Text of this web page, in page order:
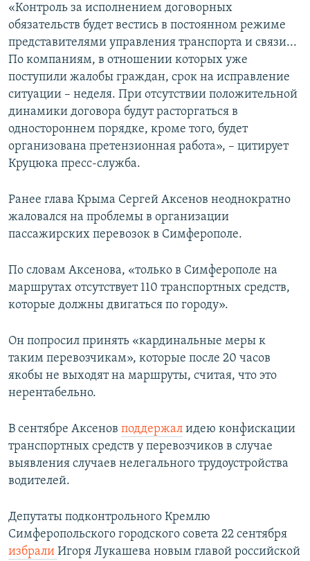
«Контроль за исполнением договорных
обязательств будет вестись в постоянном режиме
представителями управления транспорта и связи...
По компаниям, в отношении которых уже
поступили жалобы граждан, срок на исправление
ситуации – неделя. При отсутствии положительной
динамики договора будут расторгаться в
одностороннем порядке, кроме того, будет
организована претензионная работа», – цитирует
Круцюка пресс-служба.
Ранее глава Крыма Сергей Аксенов неоднократно
жаловался на проблемы в организации
пассажирских перевозок в Симферополе.
По словам Аксенова, «только в Симферополе на
маршрутах отсутствует 110 транспортных средств,
которые должны двигаться по городу».
Он попросил принять «кардинальные меры к
таким перевозчикам», которые после 20 часов
якобы не выходят на маршруты, считая, что это
нерентабельно.
В сентябре Аксенов поддержал идею конфискации
транспортных средств у перевозчиков в случае
выявления случаев нелегального трудоустройства
водителей.
Депутаты подконтрольного Кремлю
Симферопольского городского совета 22 сентября
избрали Игоря Лукашев​а новым главой российской